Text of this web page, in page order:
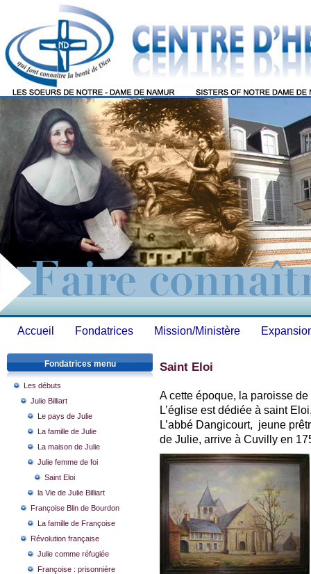
Accueil Fondatrices Mission/Ministère
Fondatrices menu
Les débuts
Julie Billiart
Le pays de Julie
La famille de Julie
La maison de Julie
Julie femme de foi
Saint Eloi
la Vie de Julie Billiart
Françoise Blin de Bourdon
La famille de Françoise
Révolution française
Julie comme réfugiée
Françoise : prisonnière
Saint Eloi
A cette époque, la paroisse
L’église est dédiée à saint
L’abbé Dangicourt, jeune
de Julie, arrive à Cuvilly en